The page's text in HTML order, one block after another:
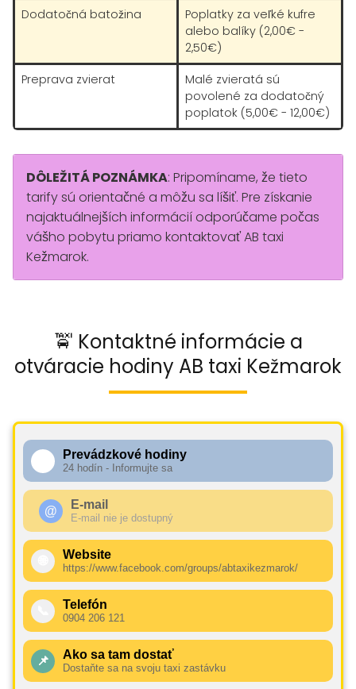
Dodatočná batožina
Poplatky za veľké kufre
alebo balíky (2,00€ -
2,50€)
Preprava zvierat
Malé zvieratá sú
povolené za dodatočný
poplatok (5,00€ - 12,00€)
DÔLEŽITÁ POZNÁMKA: Pripomíname, že tieto
tarify sú orientačné a môžu sa líšiť. Pre získanie
najaktuálnejších informácií odporúčame počas
vášho pobytu priamo kontaktovať AB taxi
Kežmarok.
🚖 Kontaktné informácie a
otváracie hodiny AB taxi Kežmarok
Prevádzkové hodiny
24 hodín - Informujte sa
@ E-mail
E-mail nie je dostupný
Website
https://www.facebook.com/groups/abtaxikezmarok/
Telefón
0904 206 121
📌 Ako sa tam dostať
Dostaňte sa na svoju taxi zastávku